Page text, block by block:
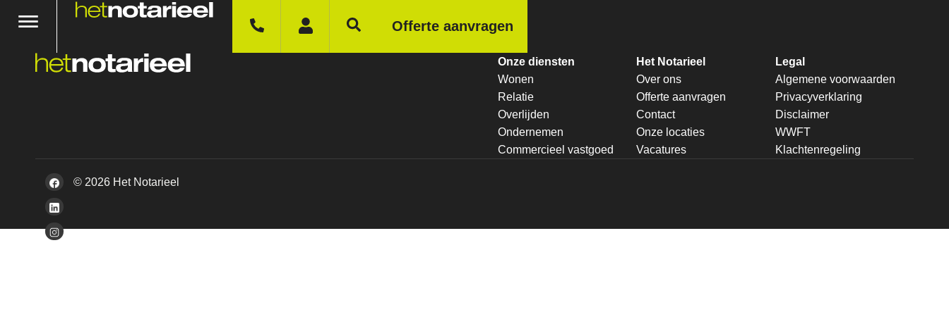
Offerte aanvragen
Onze diensten
Wonen
Relatie
Overlijden
Ondernemen
Commercieel vastgoed
Het Notarieel
Over ons
Offerte aanvragen
Contact
Onze locaties
Vacatures
Legal
Algemene voorwaarden
Privacyverklaring
Disclaimer
WWFT
Klachtenregeling
© 2026 Het Notarieel